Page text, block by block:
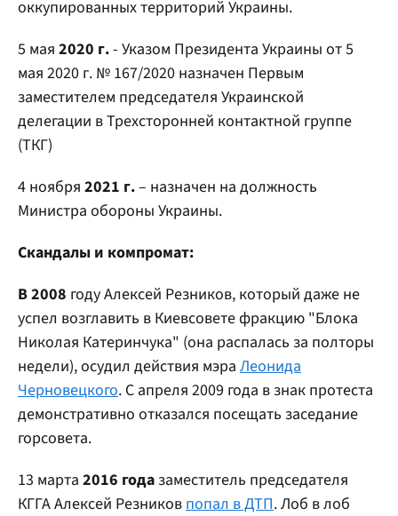
оккупированных территорий Украины.
5 мая 2020 г.- Указом Президента Украины от 5
мая 2020 г. № 167/2020 назначен Первым
заместителем председателя Украинской
делегации в Трехсторонней контактной группе
(ТКГ)
4 ноября 2021 г.– назначен на должность
Министра обороны Украины.
Скандалы и компромат:
В 2008 году Алексей Резников, который даже не
успел возглавить в Киевсовете фракцию "Блока
Николая Катеринчука" (она распалась за полторы
недели), осудил действия мэра Леонида
Черновецкого. С апреля 2009 года в знак протеста
демонстративно отказался посещать заседание
горсовета.
13 марта 2016 года заместитель председателя
КГГА Алексей Резниковпопал в ДТП. Лоб в лоб